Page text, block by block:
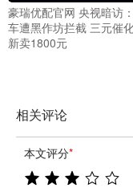
豪瑞优配官网 央视暗访
车遭黑作坊拦截 三元催
新卖1800元
相关评论
本文评分*